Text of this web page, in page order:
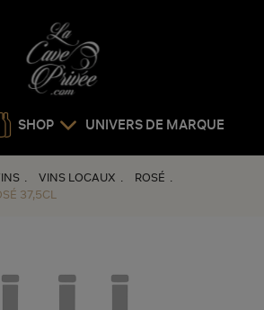
SHOP UNIVERS DE MARQUE
VINS LOCAUX
ROSÉ
37,5CL